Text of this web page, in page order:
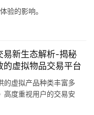
验的影响。
易新生态解析-揭秘
的虚拟物品交易平台
的虚拟产品种类丰富多
高度重视用户的交易安